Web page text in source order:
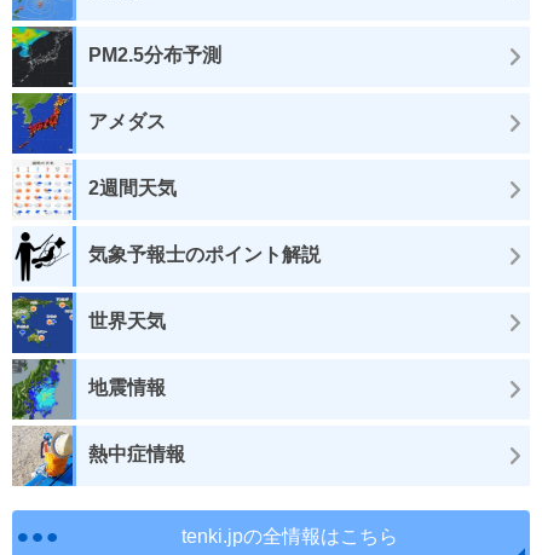
PM2.5分布予測
アメダス
2週間天気
気象予報士のポイント解説
世界天気
地震情報
熱中症情報
tenki.jpの全情報はこちら